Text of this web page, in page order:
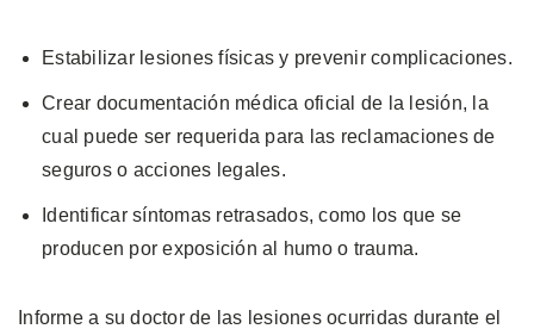
Estabilizar lesiones físicas y prevenir complicaciones.
Crear documentación médica oficial de la lesión, la
cual puede ser requerida para las reclamaciones de
seguros o acciones legales.
Identificar síntomas retrasados, como los que se
producen por exposición al humo o trauma.
Informe a su doctor de las lesiones ocurridas durante el